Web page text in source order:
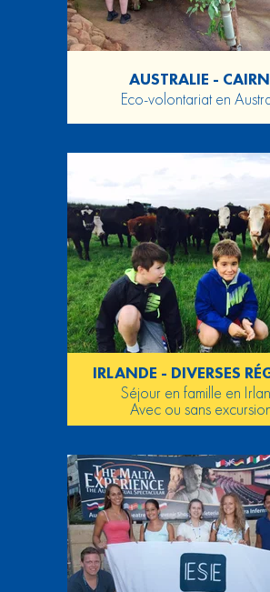
AUSTRALIE -
Eco-volontariat en
IRLANDE - DIVERSES
Séjour en famille en
Avec ou sans